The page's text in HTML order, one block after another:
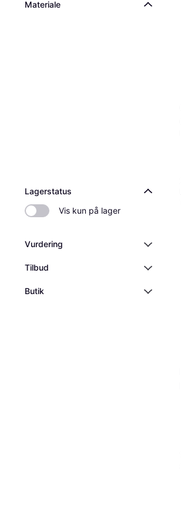
Materiale
Lagerstatus
Vis kun på lager
Vurdering
Tilbud
Butik